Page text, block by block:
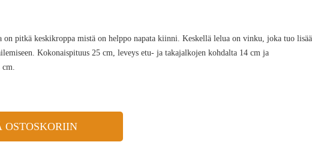
on pitkä keskikroppa mistä on helppo napata kiinni. Keskellä lelua on vinku, joka tuo lisää
Kokonaispituus 25 cm, leveys etu- ja takajalkojen kohdalta 14 cm ja
cm.
OSTOSKORIIN